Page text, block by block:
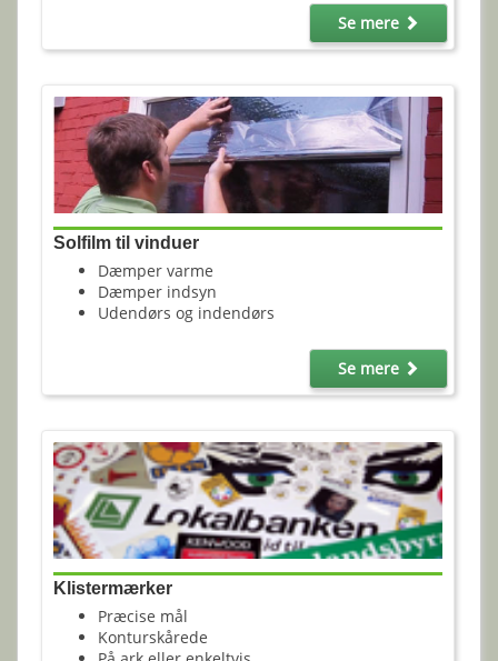
Se mere
Solfilm til vinduer
Dæmper varme
Dæmper indsyn
Udendørs og indendørs
Se mere
Klistermærker
Præcise mål
Konturskårede